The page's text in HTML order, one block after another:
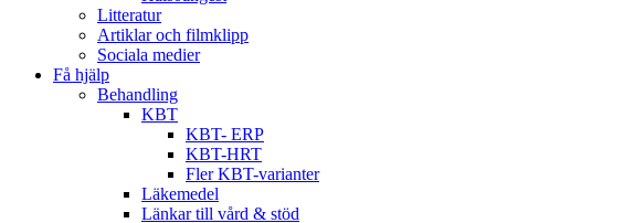
Litteratur
Artiklar och filmklipp
Sociala medier
Få hjälp
Behandling
KBT
KBT- ERP
KBT-HRT
Fler KBT-varianter
Läkemedel
Länkar till vård & stöd